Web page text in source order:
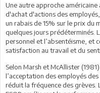
Une autre approche
d'achat d'actions des
un rabais de 15% sur le prix du
quelques jours prédéterminés.
personnel et l’absentéisme, et
satisfaction au travail et du
Selon Marsh et McAllister
l’acceptation des employés
réduit la fréquence des grèves.